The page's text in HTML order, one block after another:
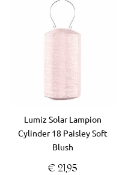
Lumiz Solar Lampion
Cylinder 18 Paisley Soft
Blush
€ 21,95